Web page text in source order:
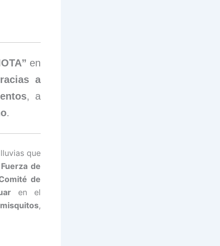
en
a
, a
.
que
Fuerza de
de
en el
,